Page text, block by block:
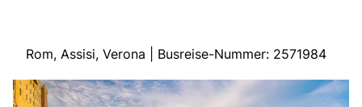
Start
Rom, Assisi, Verona | Busreise-Nummer: 2571984